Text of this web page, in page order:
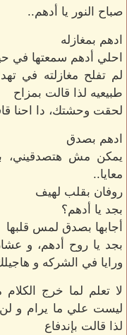
صباح النور يا أدهم..
ادهم بمغازله
احلي أدهم سمعتها في
لم تفلح مغازلته في
طبيعيه لذا قالت بمزاح
لحقت وحشتك، دا احنا
ادهم بصدق
يمكن مش هتصدقيني،
معايا..
روفان بقلب لهيف
بجد يا أدهم؟
أجابها بصدق لمس قلبها
بجد يا روح أدهم، و
ورايا في الشركه و
لا تعلم لما خرج
ليست علي ما يرام و لن
لذا قالت بإندفاع